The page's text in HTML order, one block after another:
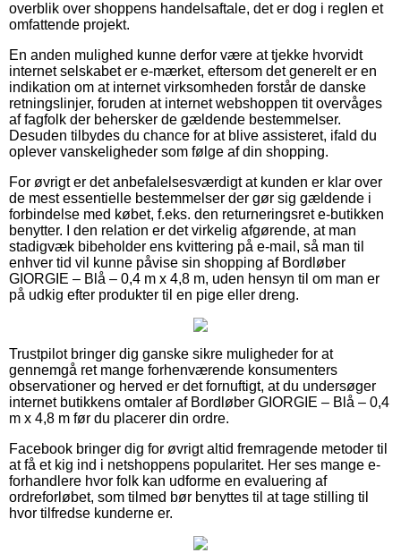
overblik over shoppens handelsaftale, det er dog i reglen et
omfattende projekt.
En anden mulighed kunne derfor være at tjekke hvorvidt
internet selskabet er e-mærket, eftersom det generelt er en
indikation om at internet virksomheden forstår de danske
retningslinjer, foruden at internet webshoppen tit overvåges
af fagfolk der behersker de gældende bestemmelser.
Desuden tilbydes du chance for at blive assisteret, ifald du
oplever vanskeligheder som følge af din shopping.
For øvrigt er det anbefalelsesværdigt at kunden er klar over
de mest essentielle bestemmelser der gør sig gældende i
forbindelse med købet, f.eks. den returneringsret e-butikken
benytter. I den relation er det virkelig afgørende, at man
stadigvæk bibeholder ens kvittering på e-mail, så man til
enhver tid vil kunne påvise sin shopping af Bordløber
GIORGIE – Blå – 0,4 m x 4,8 m, uden hensyn til om man er
på udkig efter produkter til en pige eller dreng.
Trustpilot bringer dig ganske sikre muligheder for at
gennemgå ret mange forhenværende konsumenters
observationer og herved er det fornuftigt, at du undersøger
internet butikkens omtaler af Bordløber GIORGIE – Blå – 0,4
m x 4,8 m før du placerer din ordre.
Facebook bringer dig for øvrigt altid fremragende metoder til
at få et kig ind i netshoppens popularitet. Her ses mange e-
forhandlere hvor folk kan udforme en evaluering af
ordreforløbet, som tilmed bør benyttes til at tage stilling til
hvor tilfredse kunderne er.